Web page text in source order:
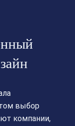
выбор
компании,